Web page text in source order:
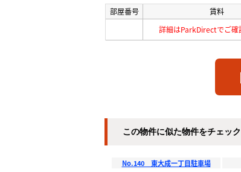
部屋番号 賃料
詳細はParkDirectでご確
この物件に似た物件をチェック
No.140 東大成一丁目駐車場